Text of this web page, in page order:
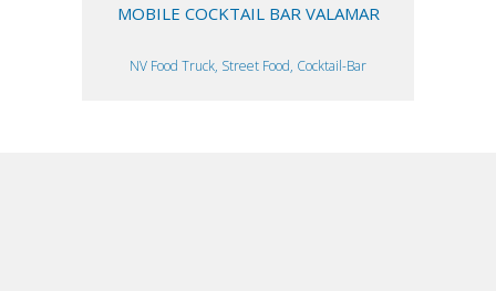
MOBILE COCKTAIL BAR VALAMAR
NV Food Truck, Street Food, Cocktail-Bar